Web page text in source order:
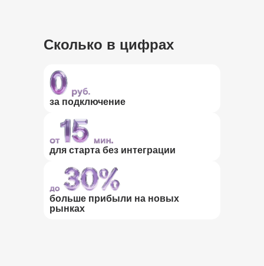
Сколько в цифрах
за подключение
для старта без интеграции
больше прибыли на новых
рынках